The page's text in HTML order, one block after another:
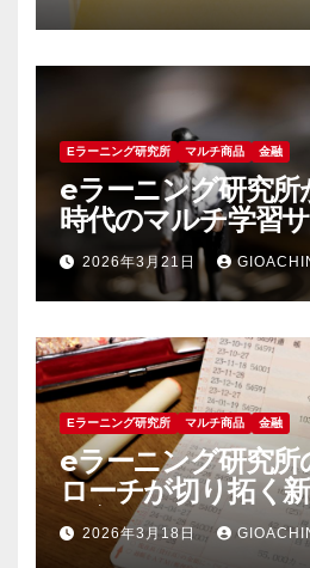
Eラーニング研究所 マルチ商品 金融
eラーニング研究所
時代のマルチ学習
線2026年3月21日
Eラーニング研究所 マルチ商品 金融
eラーニング研究所
ローチが切り拓く
教育支援の未来
2026年3月18日